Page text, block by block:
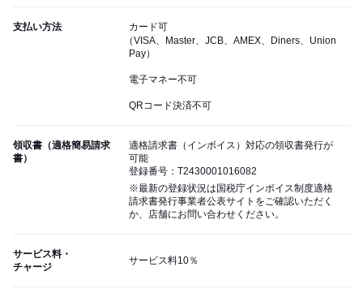
支払い方法
カード可
（VISA、Master、JCB、AMEX、Diners、Union
Pay）
電子マネー不可
QRコード決済不可
領収書（適格簡易請求
書）
適格請求書（インボイス）対応の領収書発行が
可能
登録番号：T2430001016082
※最新の登録状況は国税庁インボイス制度適格
請求書発行事業者公表サイトをご確認いただく
か、店舗にお問い合わせください。
サービス料・
チャージ
サービス料10％